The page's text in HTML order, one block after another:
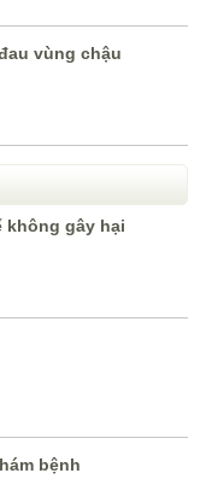
vùng chậu
không gây hại
bệnh